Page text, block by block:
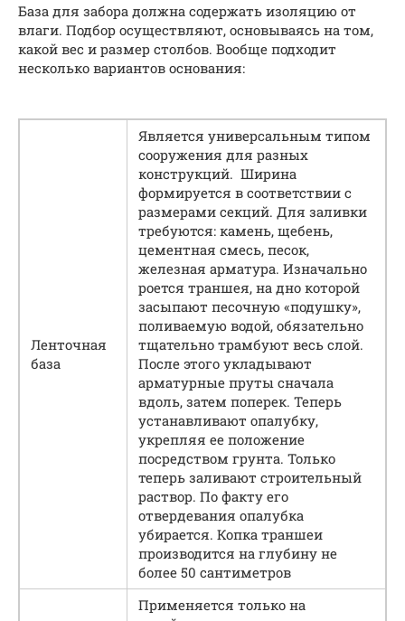
База для забора должна содержать изоляцию от
влаги. Подбор осуществляют, основываясь на том,
какой вес и размер столбов. Вообще подходит
несколько вариантов основания:
Ленточная
база
Является универсальным типом
сооружения для разных
конструкций. Ширина
формируется в соответствии с
размерами секций. Для заливки
требуются: камень, щебень,
цементная смесь, песок,
железная арматура. Изначально
роется траншея, на дно которой
засыпают песочную «подушку»,
поливаемую водой, обязательно
тщательно трамбуют весь слой.
После этого укладывают
арматурные пруты сначала
вдоль, затем поперек. Теперь
устанавливают опалубку,
укрепляя ее положение
посредством грунта. Только
теперь заливают строительный
раствор. По факту его
отвердевания опалубка
убирается. Копка траншеи
производится на глубину не
более 50 сантиметров
Применяется только на